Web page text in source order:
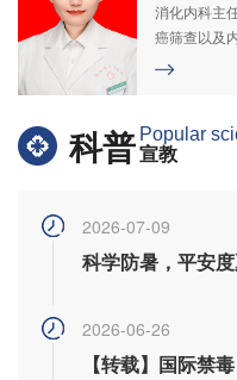
消化内科主
癌筛查以及
科普 Popular
宣教
2026-07-09
2026-06-26
【转载】国际禁